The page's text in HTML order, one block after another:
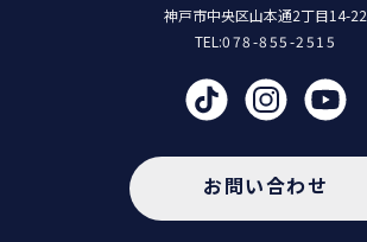
神戸市中央区山本通2丁目14-22
TEL:078-855-2515
お問い合わせ